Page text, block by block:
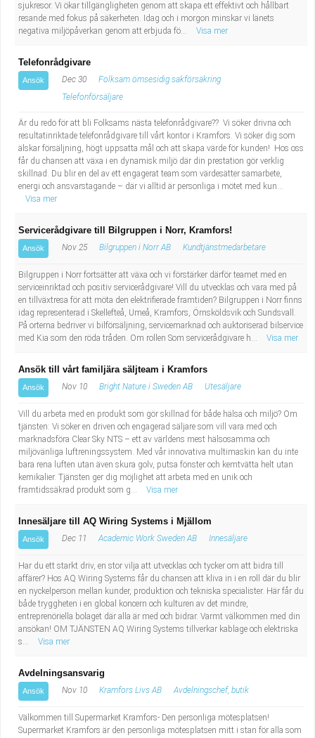
sjukresor. Vi ökar tillgängligheten genom att skapa ett effektivt och hållbart
resande med fokus på säkerheten. Idag och i morgon minskar vi länets
negativa miljöpåverkan genom att erbjuda fö...
Visa mer
Telefonrådgivare
Ansök Dec 30
Folksam ömsesidig sakförsäkring
Telefonförsäljare
Är du redo för att bli Folksams nästa telefonrådgivare?? Vi söker drivna och
resultatinriktade telefonrådgivare till vårt kontor i Kramfors. Vi söker dig som
älskar försäljning, högt uppsatta mål och att skapa värde för kunden! Hos oss
får du chansen att växa i en dynamisk miljö där din prestation gör verklig
skillnad. Du blir en del av ett engagerat team som värdesätter samarbete,
energi och ansvarstagande – där vi alltid är personliga i mötet med kun...
Visa mer
Servicerådgivare till Bilgruppen i Norr, Kramfors!
Ansök Nov 25 Bilgruppen i Norr AB Kundtjänstmedarbetare
Bilgruppen i Norr fortsätter att växa och vi förstärker därför teamet med en
serviceinriktad och positiv servicerådgivare! Vill du utvecklas och vara med på
en tillväxtresa för att möta den elektrifierade framtiden? Bilgruppen i Norr finns
idag representerad i Skellefteå, Umeå, Kramfors, Örnsköldsvik och Sundsvall.
På orterna bedriver vi bilförsäljning, servicemarknad och auktoriserad bilservice
med Kia som den röda tråden. Om rollen Som servicerådgivare h...
Visa mer
Ansök till vårt familjära säljteam i Kramfors
Ansök Nov 10 Bright Nature i Sweden AB Utesäljare
Vill du arbeta med en produkt som gör skillnad för både hälsa och miljö? Om
tjänsten: Vi söker en driven och engagerad säljare som vill vara med och
marknadsföra Clear Sky NTS – ett av världens mest hälsosamma och
miljövänliga luftreningssystem. Med vår innovativa multimaskin kan du inte
bara rena luften utan även skura golv, putsa fönster och kemtvätta helt utan
kemikalier. Tjänsten ger dig möjlighet att arbeta med en unik och
framtidssäkrad produkt som g...
Visa mer
Innesäljare till AQ Wiring Systems i Mjällom
Ansök Dec 11 Academic Work Sweden AB Innesäljare
Har du ett starkt driv, en stor vilja att utvecklas och tycker om att bidra till
affärer? Hos AQ Wiring Systems får du chansen att kliva in i en roll där du blir
en nyckelperson mellan kunder, produktion och tekniska specialister. Här får du
både tryggheten i en global koncern och kulturen av det mindre,
entreprenöriella bolaget där alla är med och bidrar. Varmt välkommen med din
ansökan! OM TJÄNSTEN AQ Wiring Systems tillverkar kablage och elektriska
s...
Visa mer
Avdelningsansvarig
Ansök Nov 10 Kramfors Livs AB Avdelningschef, butik
Välkommen till Supermarket Kramfors- Den personliga mötesplatsen!
Supermarket Kramfors är den personliga mötesplatsen mitt i stan för alla som